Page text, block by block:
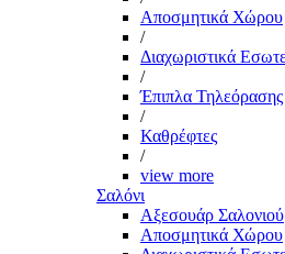
Αποσμητικά Χώρου
/
Διαχωριστικά
/
Έπιπλα Τηλεόρασης
/
Καθρέφτες
/
view more
Σαλόνι
Αξεσουάρ Σαλονιού
Αποσμητικά Χώρου